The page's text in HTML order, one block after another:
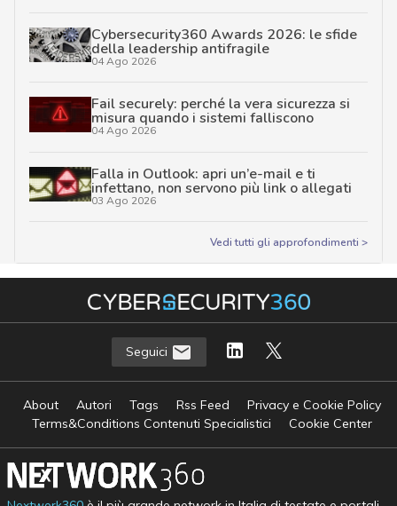
Cybersecurity360 Awards 2026: le sfide
della leadership antifragile
04 Ago 2026
Fail securely: perché la vera sicurezza si
misura quando i sistemi falliscono
04 Ago 2026
Falla in Outlook: apri un’e-mail e ti
infettano, non servono più link o allegati
03 Ago 2026
Vedi tutti gli approfondimenti >
Seguici
About Autori Tags Rss Feed
Privacy e Cookie Policy
Terms&Conditions Contenuti Specialistici
Cookie Center